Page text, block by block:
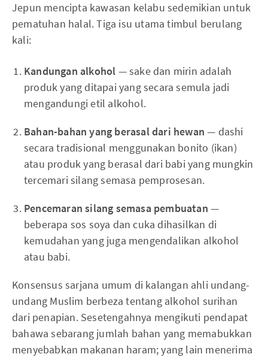
Jepun mencipta kawasan kelabu sedemikian untuk
pematuhan halal. Tiga isu utama timbul berulang
kali:
Kandungan alkohol — sake dan mirin adalah
produk yang ditapai yang secara semula jadi
mengandungi etil alkohol.
Bahan-bahan yang berasal dari hewan — dashi
secara tradisional menggunakan bonito (ikan)
atau produk yang berasal dari babi yang mungkin
tercemari silang semasa pemprosesan.
Pencemaran silang semasa pembuatan —
beberapa sos soya dan cuka dihasilkan di
kemudahan yang juga mengendalikan alkohol
atau babi.
Konsensus sarjana umum di kalangan ahli undang-
undang Muslim berbeza tentang alkohol surihan
dari penapian. Sesetengahnya mengikuti pendapat
bahawa sebarang jumlah bahan yang memabukkan
menyebabkan makanan haram; yang lain menerima